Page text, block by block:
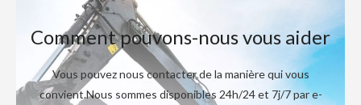
Comment pouvons-nous vous aider
Vous pouvez nous contacter de la manière qui vous
convient.Nous sommes disponibles 24h/24 et 7j/7 par e-